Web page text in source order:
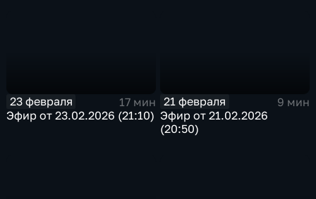
23 февраля
17 мин
Эфир от 23.02.2026 (21:10)
21 февраля
9 мин
Эфир от 21.02.2026
(20:50)